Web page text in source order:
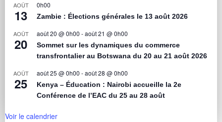
AOÛT
13
0h00
Zambie : Élections générales le 13 août 2026
AOÛT
20
août 20 @ 0h00 -août 21 @ 0h00
Sommet sur les dynamiques du commerce
transfrontalier au Botswana du 20 au 21 août 2026
AOÛT
25
août 25 @ 0h00 -août 28 @ 0h00
Kenya – Éducation : Nairobi accueille la 2e
Conférence de l’EAC du 25 au 28 août
Voir le calendrier